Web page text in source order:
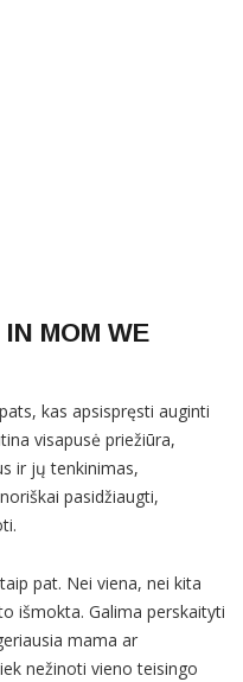
MOM WE
kas apsispręsti auginti
visapusė priežiūra,
ir jų tenkinimas,
pasidžiaugti,
pat. Nei viena, nei kita
išmokta. Galima perskaityti
mama ar
nežinoti vieno teisingo